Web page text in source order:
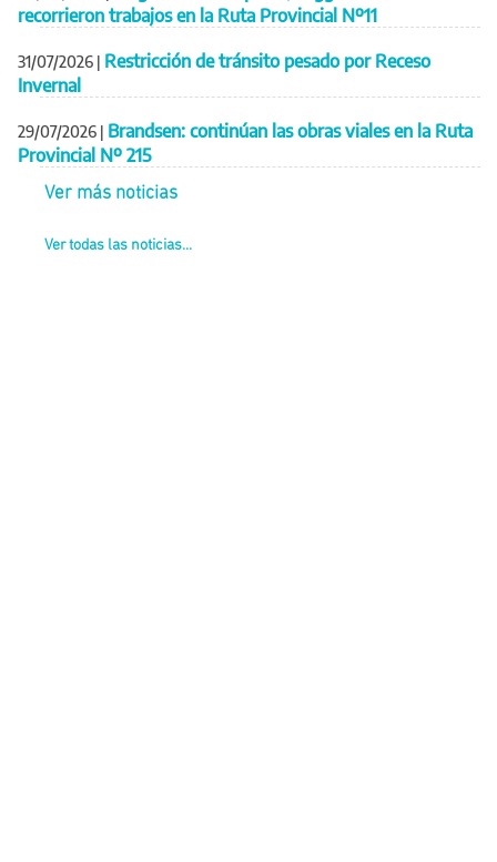
recorrieron trabajos en la Ruta Provincial Nº11
31/07/2026 | Restricción de tránsito pesado por Receso
Invernal
29/07/2026 | Brandsen: continúan las obras viales en la Ruta
Provincial Nº 215
Ver más noticias
Ver todas las noticias...